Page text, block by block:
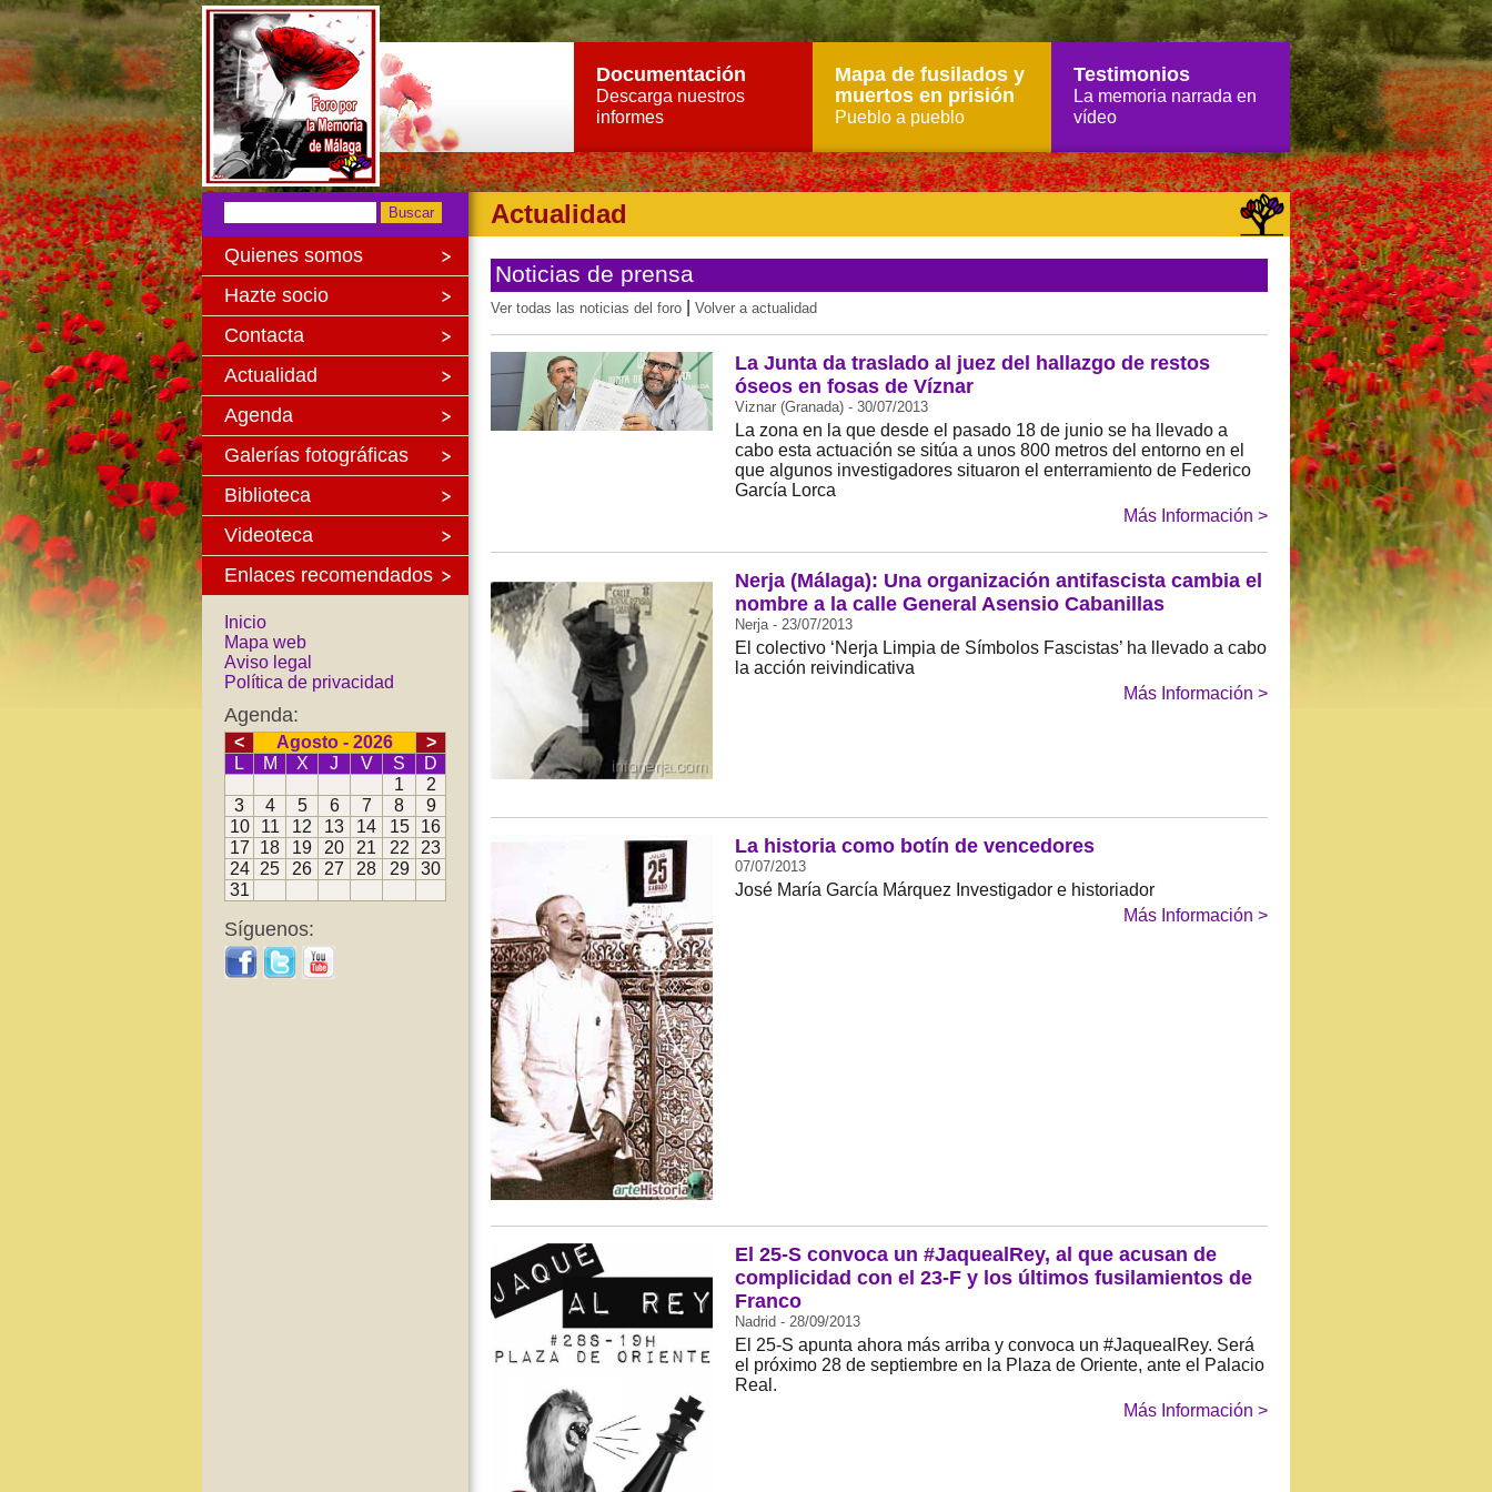
Documentación
Descarga nuestros
informes
Mapa de fusilados y
muertos en prisión
Pueblo a pueblo
Testimonios
La memoria narrada en
vídeo
Quienes somos
Hazte socio
Contacta
Actualidad
Agenda
Galerías fotográficas
Biblioteca
Videoteca
Enlaces recomendados
Inicio
Mapa web
Aviso legal
Política de privacidad
Agenda:
< Agosto - 2026
>
L
M X J V S
D
1
2
3
4 5 6 7 8
9
10
11 12 13 14 15
16
17
18 19 20 21 22
23
24
25 26 27 28 29
30
31
Síguenos:
Actualidad
Noticias de prensa
Ver todas las noticias del foro Volver a actualidad
La Junta da traslado al juez del hallazgo de restos
óseos en fosas de Víznar
Viznar (Granada) - 30/07/2013
La zona en la que desde el pasado 18 de junio se ha llevado a
cabo esta actuación se sitúa a unos 800 metros del entorno en el
que algunos investigadores situaron el enterramiento de Federico
García Lorca
Más Información >
Nerja (Málaga): Una organización antifascista cambia el
nombre a la calle General Asensio Cabanillas
Nerja - 23/07/2013
El colectivo ‘Nerja Limpia de Símbolos Fascistas’ ha llevado a cabo
la acción reivindicativa
Más Información >
La historia como botín de vencedores
07/07/2013
José María García Márquez Investigador e historiador
Más Información >
El 25-S convoca un #JaquealRey, al que acusan de
complicidad con el 23-F y los últimos fusilamientos de
Franco
Nadrid - 28/09/2013
El 25-S apunta ahora más arriba y convoca un #JaquealRey. Será
el próximo 28 de septiembre en la Plaza de Oriente, ante el Palacio
Real.
Más Información >